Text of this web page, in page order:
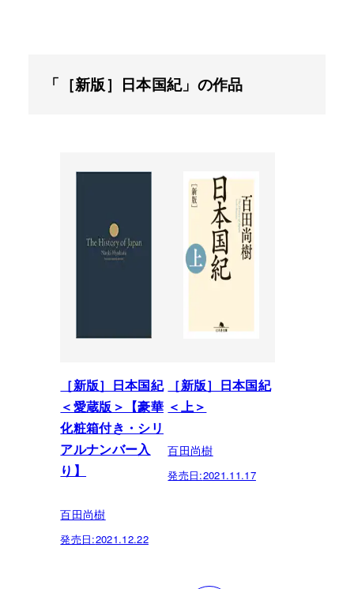
「［新版］日本国紀」の作品
［新版］日本国紀
＜愛蔵版＞【豪華
化粧箱付き・シリ
アルナンバー入
り】
百田尚樹
発売日:2021.12.22
［新版］日本国紀
＜上＞
百田尚樹
発売日:2021.11.17